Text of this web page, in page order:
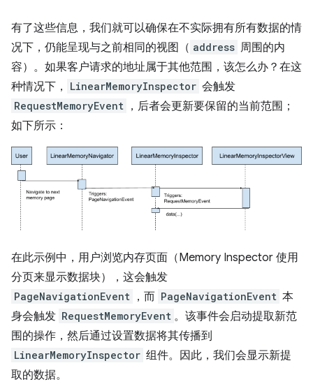
有了这些信息，我们就可以确保在不实际拥有所有数据的情
况下，仍能呈现与之前相同的视图（ address 周围的内
容）。如果客户请求的地址属于其他范围，该怎么办？在这
种情况下，
LinearMemoryInspector 会触发
RequestMemoryEvent ，后者会更新要保留的当前范围；
如下所示：
在此示例中，用户浏览内存页面（Memory Inspector 使用
分页来显示数据块），这会触发
PageNavigationEvent ，而 PageNavigationEvent 本
身会触发 RequestMemoryEvent 。该事件会启动提取新范
围的操作，然后通过设置数据将其传播到
LinearMemoryInspector 组件。因此，我们会显示新提
取的数据。